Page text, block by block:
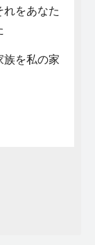
れをあなた
族を私の家